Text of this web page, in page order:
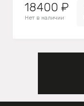
18400 ₽
Нет в наличии